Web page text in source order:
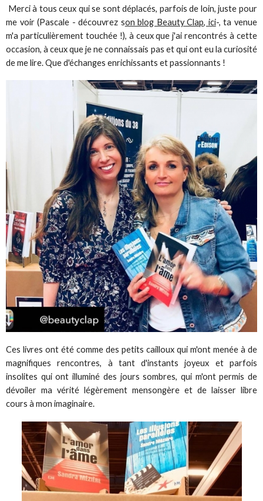
Merci à tous ceux qui se sont déplacés, parfois de loin, juste pour
me voir (Pascale - découvrez son blog Beauty Clap, ici-, ta venue
m'a particulièrement touchée !), à ceux que j'ai rencontrés à cette
occasion, à ceux que je ne connaissais pas et qui ont eu la curiosité
de me lire. Que d'échanges enrichissants et passionnants !
Ces livres ont été comme des petits cailloux qui m'ont menée à de
magnifiques rencontres, à tant d'instants joyeux et parfois
insolites qui ont illuminé des jours sombres, qui m'ont permis de
dévoiler ma vérité légèrement mensongère et de laisser libre
cours à mon imaginaire.